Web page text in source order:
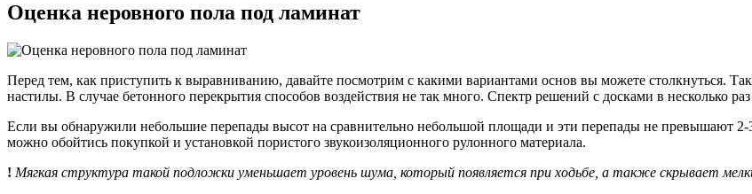
Оценка неровного пола под ламинат
Перед тем, как приступить к выравниванию, давайте посмотрим с какими вариантами основ вы можете столкнуться.
настилы. В случае бетонного перекрытия способов воздействия не так много. Спектр решений с досками в несколько
Если вы обнаружили небольшие перепады высот на сравнительно небольшой площади и эти перепады не превышают
можно обойтись покупкой и установкой пористого звукоизоляционного рулонного материала.
! Мягкая структура такой подложки уменьшает уровень шума, который появляется при ходьбе, а также скрывает